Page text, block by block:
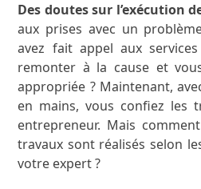
Des doutes sur l’exécution
aux prises avec un
avez fait appel aux
remonter à la cause et
appropriée ? Maintenant,
en mains, vous confiez les
entrepreneur. Mais
travaux sont réalisés selon
votre expert ?